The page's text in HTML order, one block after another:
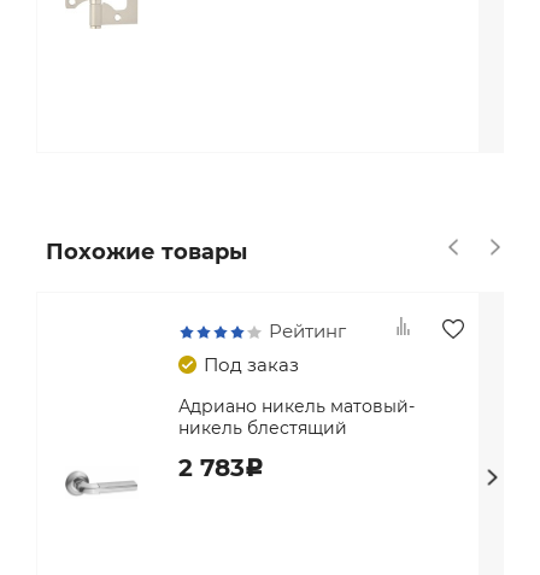
Похожие товары
Рейтинг
Под заказ
Адриано никель матовый-
никель блестящий
2 783c